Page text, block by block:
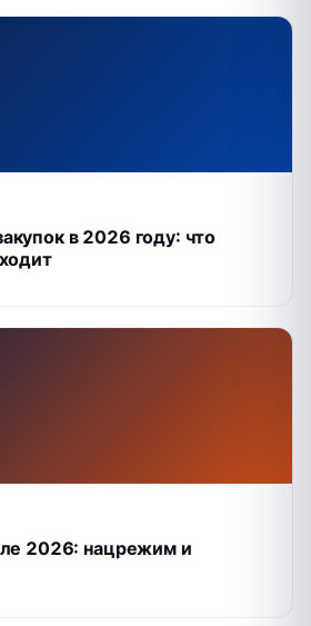
в 2026 году: что
2026: нацрежим и